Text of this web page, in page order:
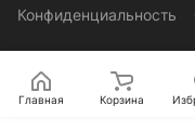
Конфиденциальность
Главная Корзина